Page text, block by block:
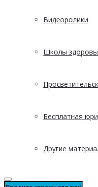
Видеоролики
Школы
Бесплатная
Другие